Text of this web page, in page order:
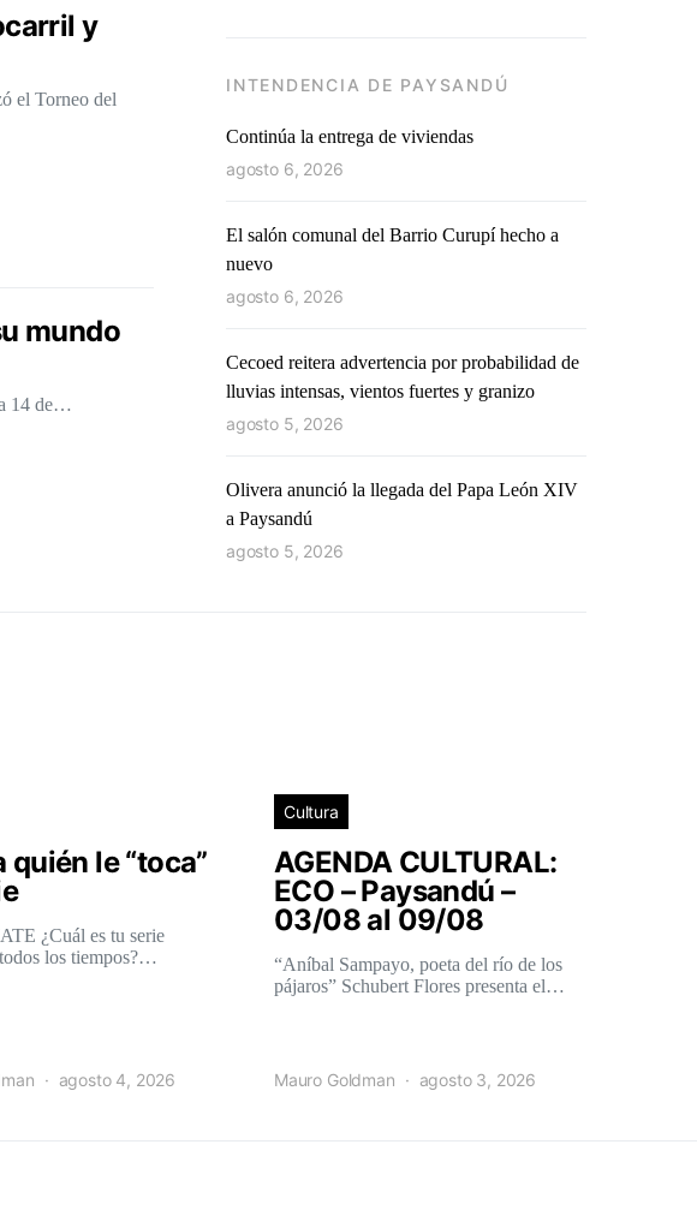
y
el Torneo del
mundo
14 de…
INTENDENCIA DE PAYSANDÚ
Continúa la entrega de viviendas
agosto 6, 2026
El salón comunal del Barrio Curupí hecho a
nuevo
agosto 6, 2026
Cecoed reitera advertencia por probabilidad de
lluvias intensas, vientos fuertes y granizo
agosto 5, 2026
Olivera anunció la llegada del Papa León XIV
a Paysandú
agosto 5, 2026
quién le “toca”
¿Cuál es tu serie
los tiempos?…
agosto 4, 2026
Cultura
AGENDA CULTURAL:
ECO – Paysandú –
03/08 al 09/08
“Aníbal Sampayo, poeta del río de los
pájaros” Schubert Flores presenta el…
Mauro Goldman agosto 3, 2026